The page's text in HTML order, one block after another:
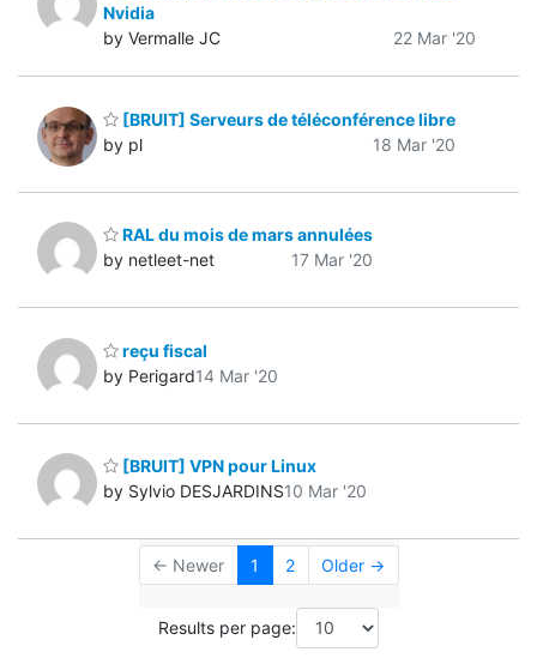
Nvidia
by Vermalle JC
22 Mar '20
[BRUIT] Serveurs de téléconférence libre
by pl
18 Mar '20
RAL du mois de mars annulées
by netleet-net
17 Mar '20
reçu fiscal
by Perigard14 Mar '20
[BRUIT] VPN pour Linux
by Sylvio DESJARDINS10 Mar '20
← Newer 1 2 Older →
Results per page: